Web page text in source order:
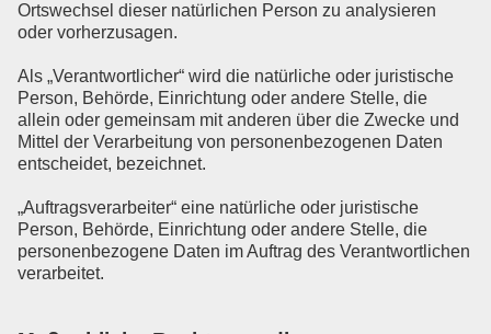
Ortswechsel dieser natürlichen Person zu analysieren
oder vorherzusagen.
Als „Verantwortlicher“ wird die natürliche oder juristische
Person, Behörde, Einrichtung oder andere Stelle, die
allein oder gemeinsam mit anderen über die Zwecke und
Mittel der Verarbeitung von personenbezogenen Daten
entscheidet, bezeichnet.
„Auftragsverarbeiter“ eine natürliche oder juristische
Person, Behörde, Einrichtung oder andere Stelle, die
personenbezogene Daten im Auftrag des Verantwortlichen
verarbeitet.